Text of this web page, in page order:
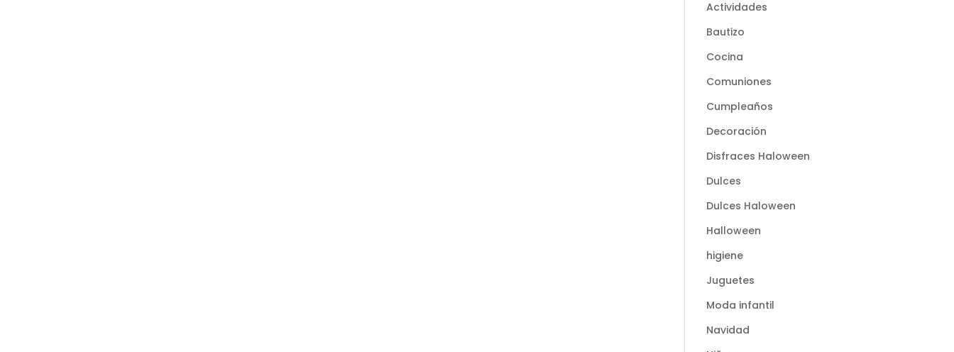
Actividades
Bautizo
Cocina
Comuniones
Cumpleaños
Decoración
Disfraces Haloween
Dulces
Dulces Haloween
Halloween
higiene
Juguetes
Moda infantil
Navidad